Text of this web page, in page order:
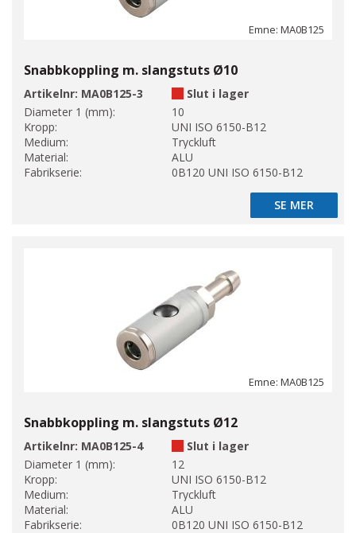
Emne: MA0B125
Snabbkoppling m. slangstuts Ø10
Artikelnr: MA0B125-3
Slut i lager
Diameter 1 (mm):
10
Kropp:
UNI ISO 6150-B12
Medium:
Tryckluft
Material:
ALU
Fabrikserie:
0B120 UNI ISO 6150-B12
SE MER
SE MER
Emne: MA0B125
Snabbkoppling m. slangstuts Ø12
Artikelnr: MA0B125-4
Slut i lager
Diameter 1 (mm):
12
Kropp:
UNI ISO 6150-B12
Medium:
Tryckluft
Material:
ALU
Fabrikserie:
0B120 UNI ISO 6150-B12